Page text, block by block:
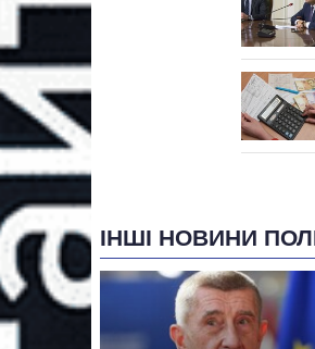
ІНШІ НОВИНИ